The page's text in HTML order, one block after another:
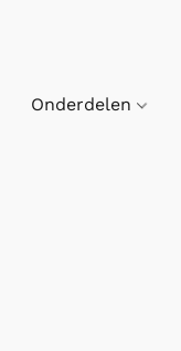
Onderdelen